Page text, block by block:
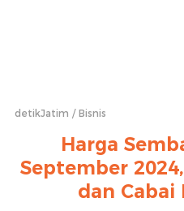
detikJatim Bisnis
Harga
September
dan Cabai